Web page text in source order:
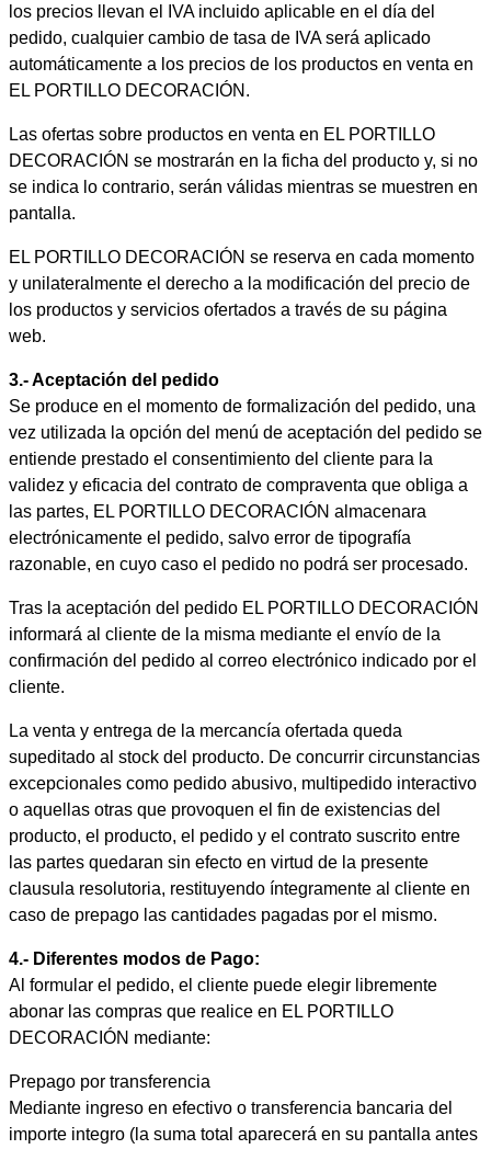
los precios llevan el IVA incluido aplicable en el día del
pedido, cualquier cambio de tasa de IVA será aplicado
automáticamente a los precios de los productos en venta en
EL PORTILLO DECORACIÓN.
Las ofertas sobre productos en venta en EL PORTILLO
DECORACIÓN se mostrarán en la ficha del producto y, si no
se indica lo contrario, serán válidas mientras se muestren en
pantalla.
EL PORTILLO DECORACIÓN se reserva en cada momento
y unilateralmente el derecho a la modificación del precio de
los productos y servicios ofertados a través de su página
web.
3.- Aceptación del pedido
Se produce en el momento de formalización del pedido, una
vez utilizada la opción del menú de aceptación del pedido se
entiende prestado el consentimiento del cliente para la
validez y eficacia del contrato de compraventa que obliga a
las partes, EL PORTILLO DECORACIÓN almacenara
electrónicamente el pedido, salvo error de tipografía
razonable, en cuyo caso el pedido no podrá ser procesado.
Tras la aceptación del pedido EL PORTILLO DECORACIÓN
informará al cliente de la misma mediante el envío de la
confirmación del pedido al correo electrónico indicado por el
cliente.
La venta y entrega de la mercancía ofertada queda
supeditado al stock del producto. De concurrir circunstancias
excepcionales como pedido abusivo, multipedido interactivo
o aquellas otras que provoquen el fin de existencias del
producto, el producto, el pedido y el contrato suscrito entre
las partes quedaran sin efecto en virtud de la presente
clausula resolutoria, restituyendo íntegramente al cliente en
caso de prepago las cantidades pagadas por el mismo.
4.- Diferentes modos de Pago:
Al formular el pedido, el cliente puede elegir libremente
abonar las compras que realice en EL PORTILLO
DECORACIÓN mediante:
Prepago por transferencia
Mediante ingreso en efectivo o transferencia bancaria del
importe integro (la suma total aparecerá en su pantalla antes